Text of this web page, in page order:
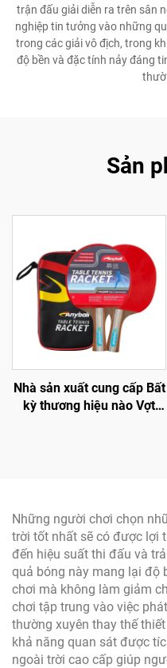
trận đấu giải diễn ra trên sân
nghiệp tin tưởng vào những
trong các giải vô địch, trong
độ bền và đặc tính nảy đáng
Sản
Nhà sản xuất cung cấp Bất
kỳ thương hiệu nào Vợt
Những người chơi chọn
trời tốt nhất sẽ có được lợi
đến hiệu suất thi đấu và
quả bóng này mang lại độ
chơi mà không làm giảm
chơi tập trung vào việc
thường xuyên thay thế
khả năng quan sát được
ngoài trời cao cấp giúp